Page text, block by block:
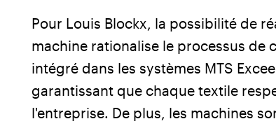
Pour Louis Blockx, la possibilité de
machine rationalise le processus de
intégré dans les systèmes MTS
garantissant que chaque textile
l'entreprise. De plus, les machines